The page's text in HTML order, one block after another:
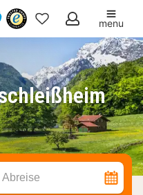
Meine
Favoriten
menu
Abreise